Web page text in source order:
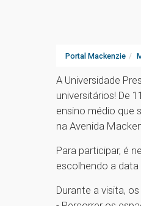
Portal Mackenzie
A Universidade
universitários! De
ensino médio que
na Avenida
Para participar, é
escolhendo a
Durante a visita,